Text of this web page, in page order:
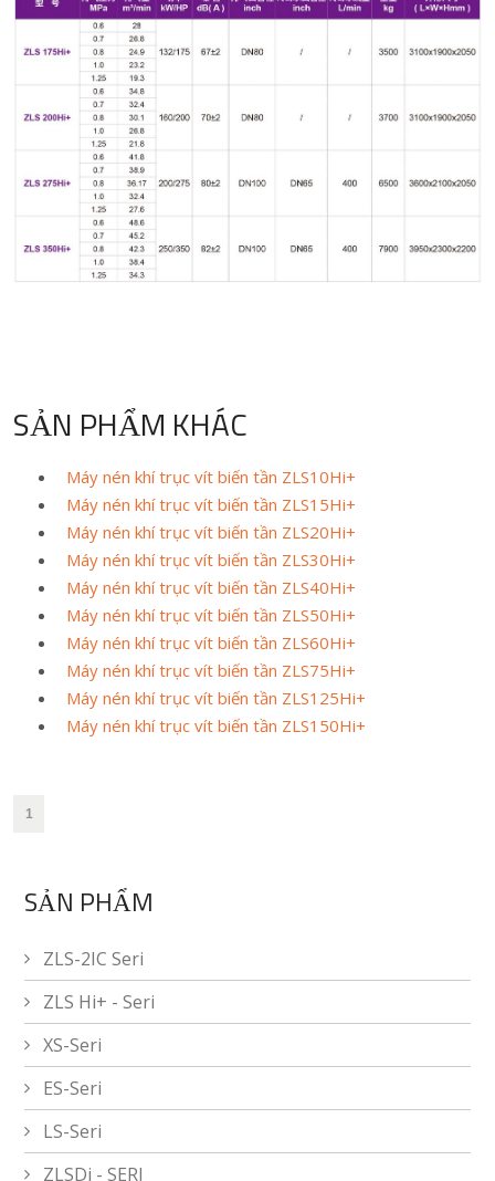
SẢN PHẨM KHÁC
Máy nén khí trục vít biến tần ZLS10Hi+
Máy nén khí trục vít biến tần ZLS15Hi+
Máy nén khí trục vít biến tần ZLS20Hi+
Máy nén khí trục vít biến tần ZLS30Hi+
Máy nén khí trục vít biến tần ZLS40Hi+
Máy nén khí trục vít biến tần ZLS50Hi+
Máy nén khí trục vít biến tần ZLS60Hi+
Máy nén khí trục vít biến tần ZLS75Hi+
Máy nén khí trục vít biến tần ZLS125Hi+
Máy nén khí trục vít biến tần ZLS150Hi+
1
SẢN PHẨM
ZLS-2IC Seri
ZLS Hi+ - Seri
XS-Seri
ES-Seri
LS-Seri
ZLSDi - SERI